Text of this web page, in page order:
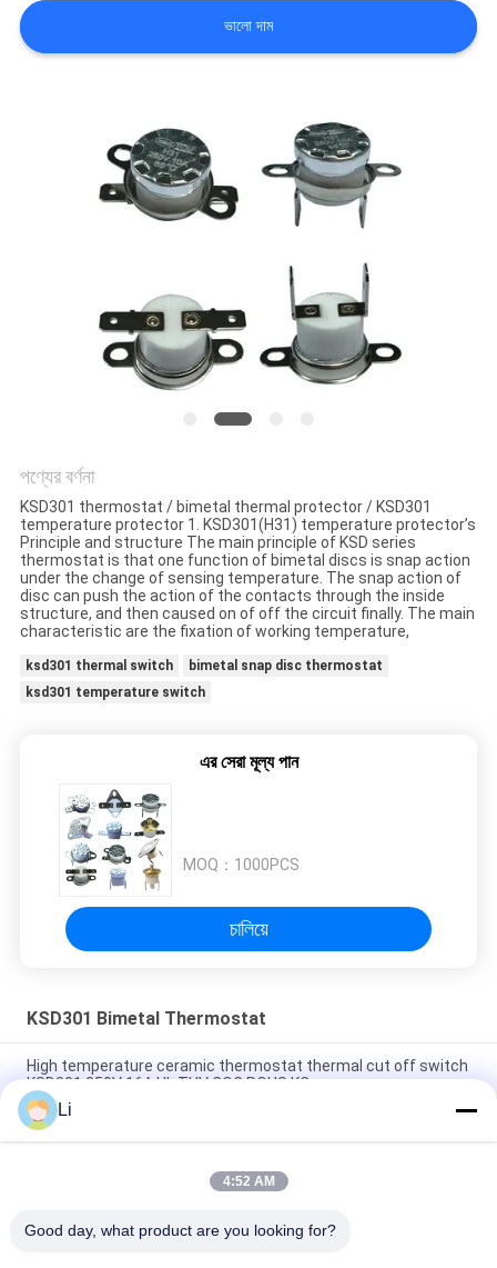
সাথে
যোগাযোগ
PRIVACY
POLICY
ভালো দাম
পণ্যের বর্ণনা
KSD301 thermostat / bimetal thermal protector / KSD301
temperature protector 1. KSD301(H31) temperature protector’s
Principle and structure The main principle of KSD series
thermostat is that one function of bimetal discs is snap action
under the change of sensing temperature. The snap action of
disc can push the action of the contacts through the inside
structure, and then caused on of off the circuit finally. The main
characteristic are the fixation of working temperature,
ksd301 thermal switch
bimetal snap disc thermostat
ksd301 temperature switch
এর সেরা মূল্য পান
MOQ： 1000PCS
চালিয়ে
KSD301 Bimetal Thermostat
High temperature ceramic thermostat thermal cut off switch
KSD301 250V 16A UL TUV CQC ROHS KC
Bimetal Disc Snap Action Thermostats, low temperature
limited control switch H31 250V 10 13C
Snap Action Type KSD301 Bimetal Thermostat AC 125V 250V
Li
4:52 AM
Good day, what product are you looking for?